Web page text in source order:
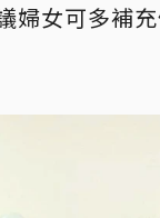
婦女可多補